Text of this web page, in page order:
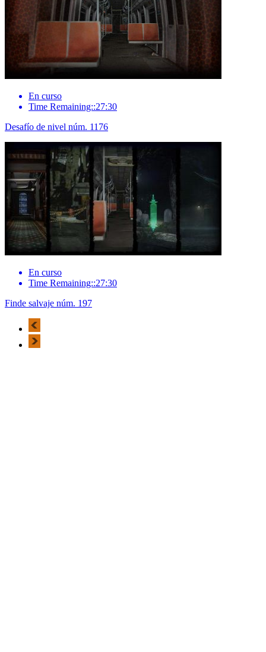
En curso
Time Remaining::27:30
Desafío de nivel núm. 1176
En curso
Time Remaining::27:30
Finde salvaje núm. 197